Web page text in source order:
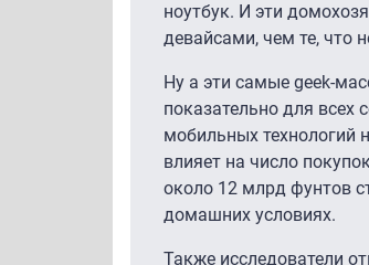
ноутбук. И эти
девайсами, чем те, что
Ну а эти самые geek-
показательно для всех
мобильных технологий
влияет на число
около 12 млрд фунтов
домашних условиях.
Также исследователи